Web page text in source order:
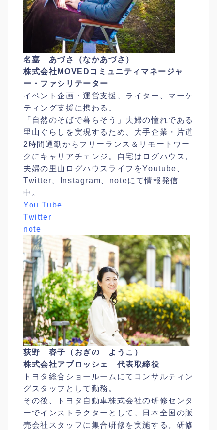
名嘉 あづさ（なかあづさ）
株式会社MOVEDコミュニティマネージャ
ー・ファシリテーター
イベント企画・運営支援、ライター、マーケ
ティング支援に携わる。
「自然のそばで暮らそう」夫婦の憧れである
里山ぐらしを実現するため、大手企業・片道
2時間通勤からフリーランス＆リモートワー
クにキャリアチェンジ。自宅はログハウス。
夫婦の里山ログハウスライフをYoutube、
Twitter、Instagram、noteにて情報発信
中。
You Tube
Twitter
note
荻野 容子（おぎの ようこ）
株式会社アプロッシェ 代表取締役
トヨタ総合ショールームにてコンサルティン
グスタッフとして勤務。
その後、トヨタ自動車株式会社の研修センタ
ーでインストラクターとして、日本全国の販
売会社スタッフに集合研修を実施する。研修